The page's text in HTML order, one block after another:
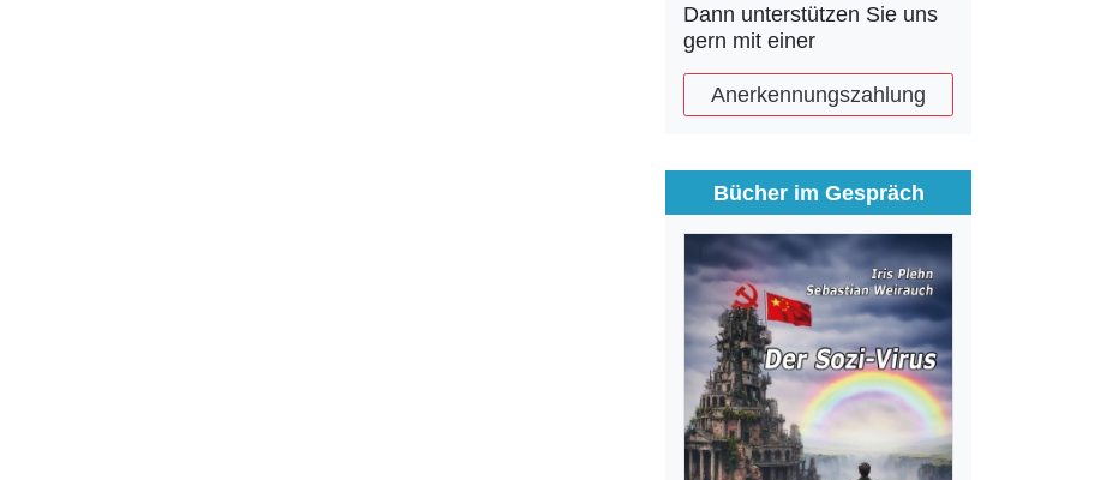
Dann unterstützen Sie uns
gern mit einer
Anerkennungszahlung
Bücher im Gespräch